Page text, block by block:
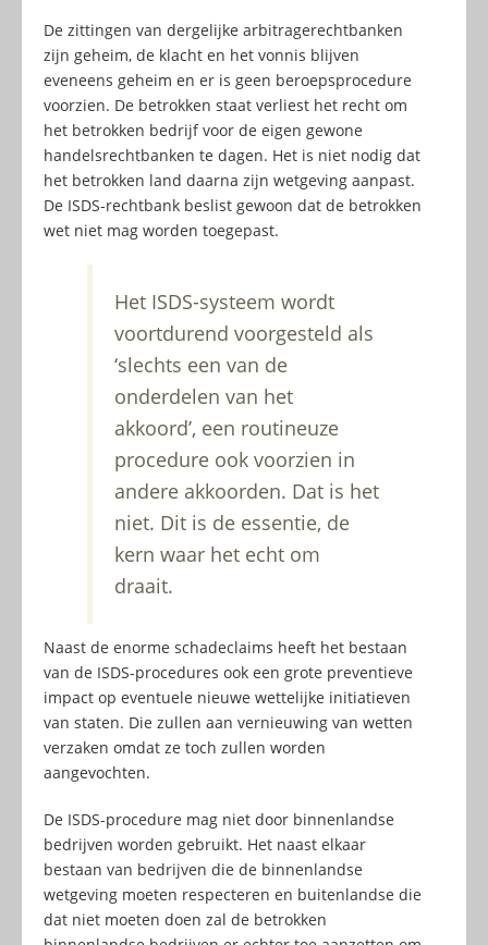
De zittingen van dergelijke arbitragerechtbanken
zijn geheim, de klacht en het vonnis blijven
eveneens geheim en er is geen beroepsprocedure
voorzien. De betrokken staat verliest het recht om
het betrokken bedrijf voor de eigen gewone
handelsrechtbanken te dagen. Het is niet nodig dat
het betrokken land daarna zijn wetgeving aanpast.
De ISDS-rechtbank beslist gewoon dat de betrokken
wet niet mag worden toegepast.
Het ISDS-systeem wordt
voortdurend voorgesteld als
‘slechts een van de
onderdelen van het
akkoord’, een routineuze
procedure ook voorzien in
andere akkoorden. Dat is het
niet. Dit is de essentie, de
kern waar het echt om
draait.
Naast de enorme schadeclaims heeft het bestaan
van de ISDS-procedures ook een grote preventieve
impact op eventuele nieuwe wettelijke initiatieven
van staten. Die zullen aan vernieuwing van wetten
verzaken omdat ze toch zullen worden
aangevochten.
De ISDS-procedure mag niet door binnenlandse
bedrijven worden gebruikt. Het naast elkaar
bestaan van bedrijven die de binnenlandse
wetgeving moeten respecteren en buitenlandse die
dat niet moeten doen zal de betrokken